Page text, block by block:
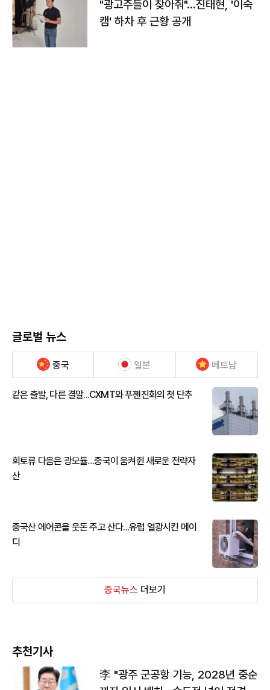
"광고주들이 찾아줘"…진태현, '이숙
캠' 하차 후 근황 공개
글로벌 뉴스
중국 일본 베트남
같은 출발, 다른 결말...CXMT와 푸젠진화의 첫 단추
희토류 다음은 광모듈…중국이 움켜쥔 새로운 전략자
산
중국산 에어콘을 웃돈 주고 산다...유럽 열광시킨 메이
디
중국뉴스 더보기
추천기사
李 "광주 군공항 기능, 2028년 중순